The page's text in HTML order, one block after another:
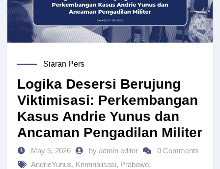
Siaran Pers
Logika Desersi Berujung
Viktimisasi: Perkembangan
Kasus Andrie Yunus dan
Ancaman Pengadilan Militer
May 5, 2026 by admin editor
0 Comments
AndrieYunus, Kriminalisasi, Prabowo,